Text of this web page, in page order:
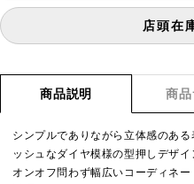
店頭在
商品説明 商
シンプルでありながら立体感のあ
ッシュなダイヤ模様の型押しデザイ
オンオフ問わず幅広いコーディネ